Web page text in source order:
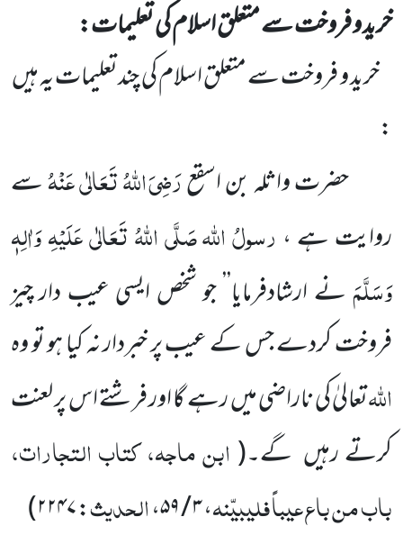
خرید و فروخت سے متعلق اسلام کی تعلیمات:
خرید و فروخت سے متعلق اسلام کی چندتعلیمات یہ ہیں
:
حضرت واثلہ بن اسقعرَضِیَ اللّٰہُ تَعَالٰی عَنْہُسے
روایت ہے ، رسولُ اللّٰہصَلَّی اللّٰہُ تَعَالٰی عَلَیْہِ وَاٰلِہٖ
وَسَلَّمَنے ارشادفرمایا’’ جو شخص ایسی عیب دار چیز
فروخت کردے جس کے عیب پر خبردار نہ کیا ہو تو وہ
اللّٰہتعالیٰ کی ناراضی میںرہے گا اور فرشتے اس پر لعنت
کرتے رہیں گے۔( ابن ماجہ، کتاب التجارات،
باب من باع عیباً فلیبیّنہ،۳ / ۵۹ ،الحدیث:۲۲۴۷)